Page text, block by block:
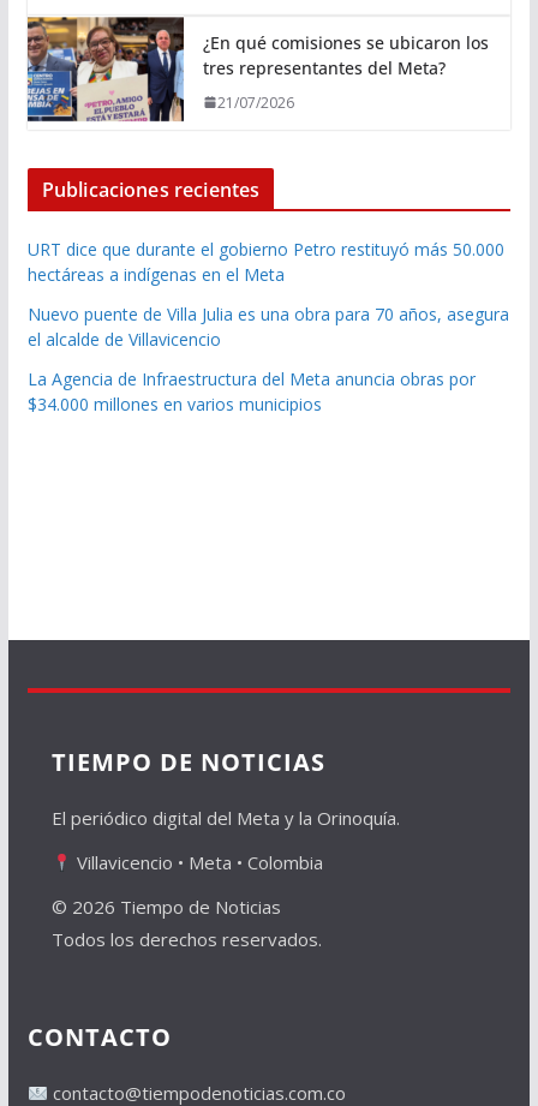
¿En qué comisiones se ubicaron los
tres representantes del Meta?
21/07/2026
Publicaciones recientes
URT dice que durante el gobierno Petro restituyó más 50.000
hectáreas a indígenas en el Meta
Nuevo puente de Villa Julia es una obra para 70 años, asegura
el alcalde de Villavicencio
La Agencia de Infraestructura del Meta anuncia obras por
$34.000 millones en varios municipios
TIEMPO DE NOTICIAS
El periódico digital del Meta y la Orinoquía.
Villavicencio • Meta • Colombia
© 2026 Tiempo de Noticias
Todos los derechos reservados.
CONTACTO
contacto@tiempodenoticias.com.co